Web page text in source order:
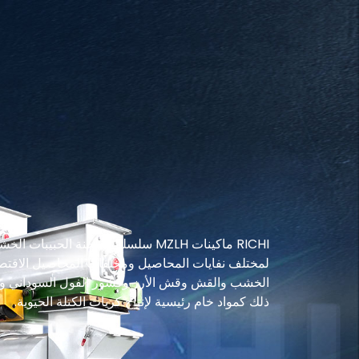
المحتوىالصفحة الرئيسية
الأسواق
خط إنتاج الأعلاف الحيوانية
خط بيليه العلف المائي
خط
خط
المعدات
معدات معالجة الحبيبات الجاهزة
المعدات المساعدة
الموارد
لمختلف نفايات المحاصيل ومخلفات المحاصيل
الخشب والقش وقش الأرز وقشور الفول السوداني
ذلك كمواد خام رئيسية لإنتاج كريات الكتلة الحيوية.